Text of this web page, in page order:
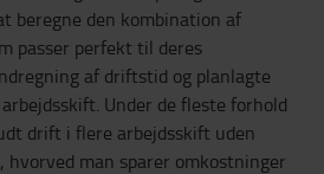
beregne den kombination af
passer perfekt til deres
af driftstid og planlagte
Under de fleste forhold
drift i flere arbejdsskift uden
man sparer omkostninger